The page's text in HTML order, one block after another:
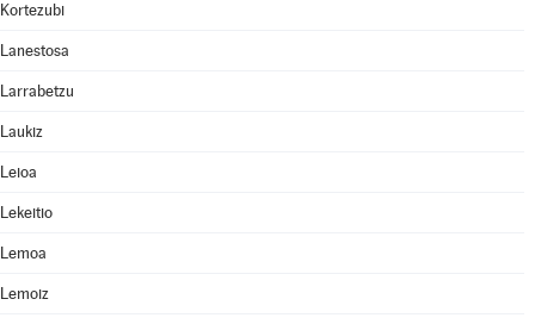
Kortezubi
Lanestosa
Larrabetzu
Laukiz
Leioa
Lekeitio
Lemoa
Lemoiz